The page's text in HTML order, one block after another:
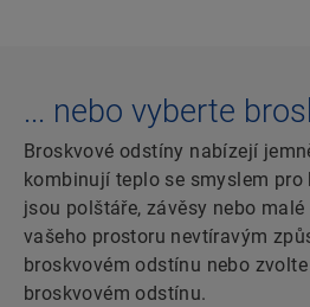
... nebo vyberte
Broskvové odstíny nabízejí
kombinují teplo se smyslem
jsou polštáře, závěsy nebo
vašeho prostoru nevtíravým
broskvovém odstínu nebo
broskvovém odstínu.